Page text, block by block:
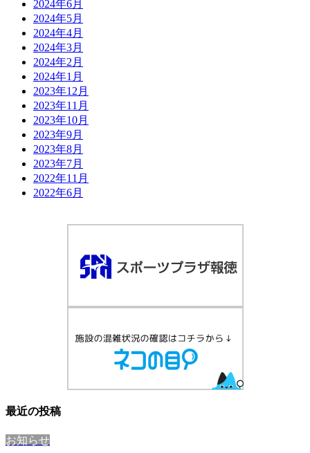
2024年6月
2024年5月
2024年4月
2024年3月
2024年2月
2024年1月
2023年12月
2023年11月
2023年10月
2023年9月
2023年8月
2023年7月
2022年11月
2022年6月
最近の投稿
お知らせ